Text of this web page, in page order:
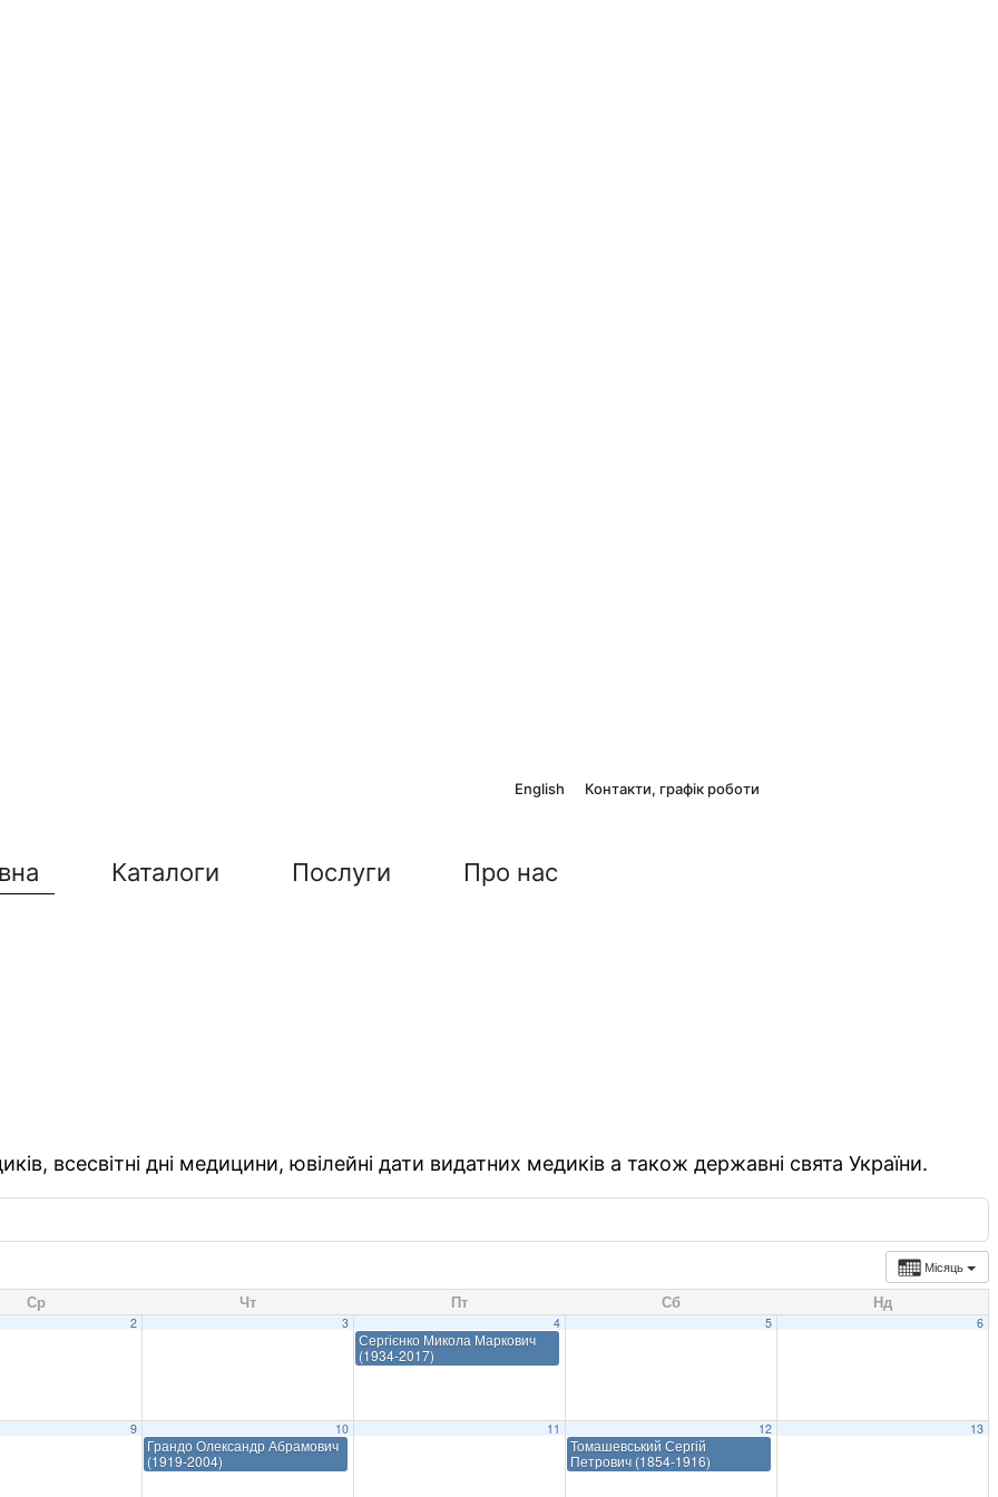
English Контакти, графік роботи
Каталоги Послуги Про нас
всесвітні дні медицини, ювілейні дати видатних медиків а також державні свята України.
Місяць
Ср Чт Пт Сб Нд
2 3 4
Сергієнко Микола Маркович
(1934-2017)
5 6
9 10
Грандо Олександр Абрамович
(1919-2004)
11 12
Томашевський Сергій
Петрович (1854-1916)
13